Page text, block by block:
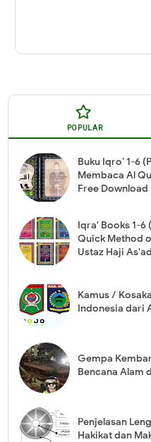
POPULAR
Buku Iqro’ 1-6
Membaca Al
Free Download
Iqra' Books 1-6
Quick Method
Ustaz Haji
Kamus /
Indonesia dari
Gempa
Bencana Alam
Penjelasan
Hakikat dan